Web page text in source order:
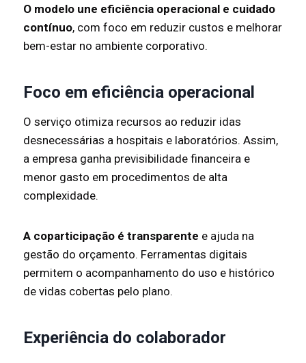
O modelo une eficiência operacional e cuidado
contínuo, com foco em reduzir custos e melhorar
bem-estar no ambiente corporativo.
Foco em eficiência operacional
O serviço otimiza recursos ao reduzir idas
desnecessárias a hospitais e laboratórios. Assim,
a empresa ganha previsibilidade financeira e
menor gasto em procedimentos de alta
complexidade.
A coparticipação é transparente e ajuda na
gestão do orçamento. Ferramentas digitais
permitem o acompanhamento do uso e histórico
de vidas cobertas pelo plano.
Experiência do colaborador